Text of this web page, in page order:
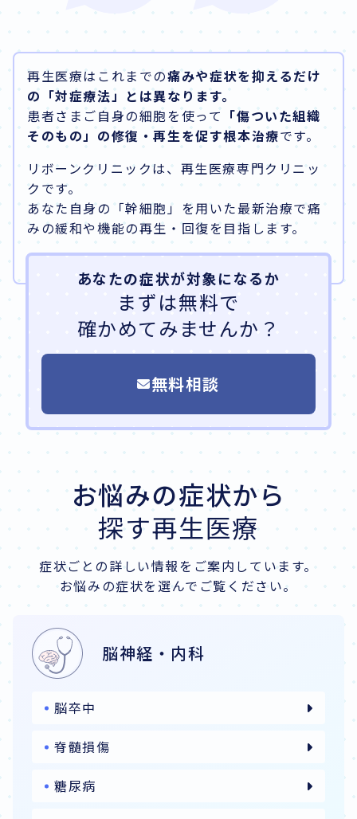
再生医療はこれまでの痛みや症状を抑えるだけ
の「対症療法」とは異なります。
患者さまご自身の細胞を使って 「傷ついた組織
そのもの」の修復・再生を促す根本治療です。
リボーンクリニックは、再生医療専門クリニッ
クです。
あなた自身の「幹細胞」を用いた最新治療で痛
みの緩和や機能の再生・回復を目指します。
あなたの症状が対象になるか
まずは無料で
確かめてみませんか？
無料相談
お悩みの症状から
探す再生医療
症状ごとの詳しい情報を ご案内しています。
お悩みの症状を選んでご覧ください。
脳神経・内科
脳卒中
脊髄損傷
糖尿病